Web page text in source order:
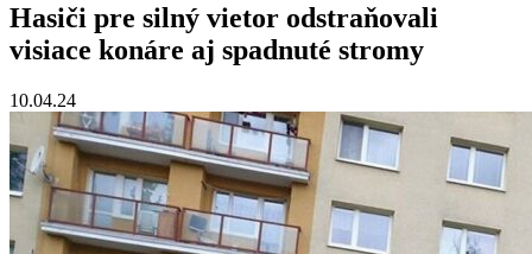
Hasiči pre silný vietor odstraňovali
visiace konáre aj spadnuté stromy
10.04.24